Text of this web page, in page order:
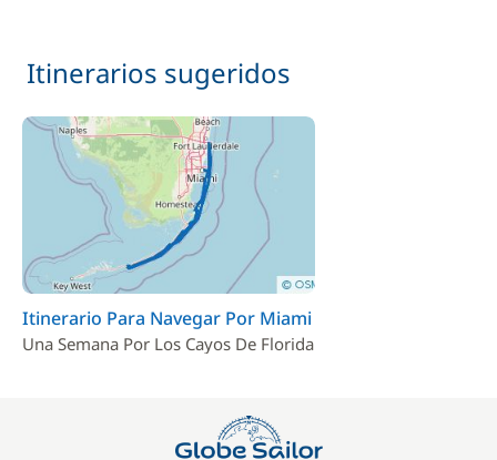
Itinerarios sugeridos
Itinerario Para Navegar Por Miami
Una Semana Por Los Cayos De Florida